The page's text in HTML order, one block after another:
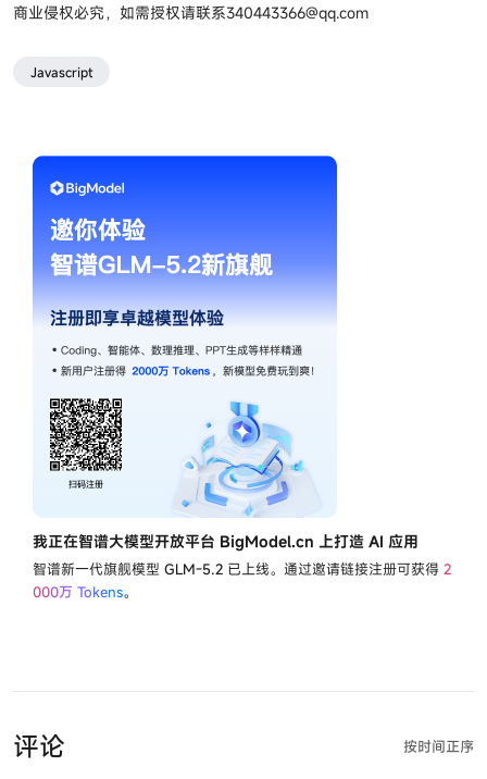
商业侵权必究，如需授权请联系340443366@qq.com
Javascript
我正在智谱大模型开放平台 BigModel.cn 上打造 AI 应用
智谱新一代旗舰模型 GLM-5.2 已上线。通过邀请链接注册可获得 2
000万 Tokens。
评论 按时间正序